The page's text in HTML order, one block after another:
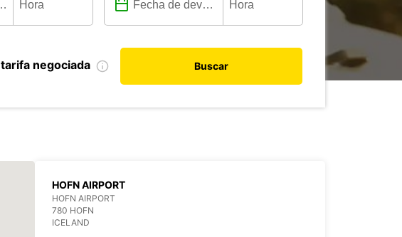
tarifa negociada Buscar
HOFN AIRPORT
HOFN AIRPORT
780 HOFN
ICELAND